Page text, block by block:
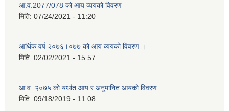
आ.व.2077/078 को आय व्ययको विवरण
मिति: 07/24/2021 - 11:20
आर्थिक वर्ष २०७६।०७७ को आय व्ययको विवरण ।
मिति: 02/02/2021 - 15:57
आ.व .२०७५ को यर्थात आय र अनुमानित आयको विवरण
मिति: 09/18/2019 - 11:08